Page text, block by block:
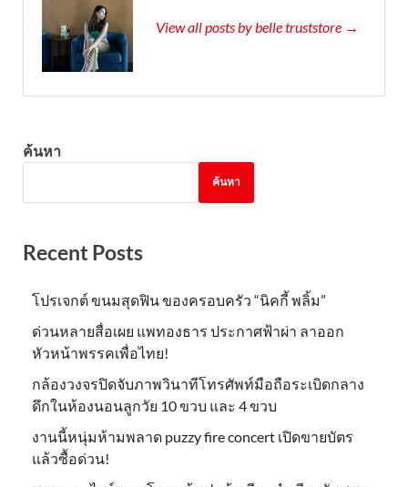
View all posts by belle truststore →
ค้นหา
ค้นหา
Recent Posts
โปรเจกต์ ขนมสุดฟิน ของครอบครัว “นิคกี้ พลิ้ม”
ด่วนหลายสื่อเผย แพทองธาร ประกาศฟ้าผ่า ลาออก
หัวหน้าพรรคเพื่อไทย!
กล้องวงจรปิดจับภาพวินาทีโทรศัพท์มือถือระเบิดกลาง
ดึกในห้องนอนลูกวัย 10 ขวบ และ 4 ขวบ
งานนี้หนุ่มห้ามพลาด puzzy fire concert เปิดขายบัตร
แล้วซื้อด่วน!